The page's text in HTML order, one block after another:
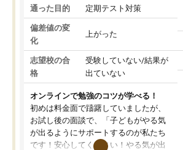
通った目的 定期テスト対策
偏差値の変
化
上がった
志望校の合
格
受験していない/結果が
出ていない
オンラインで勉強のコツが学べる！
初めは料金面で躊躇していましたが、
お試し後の面談で、「子どもがやる気
が出るようにサポートするのが私たち
です！安心してください！やる気が出